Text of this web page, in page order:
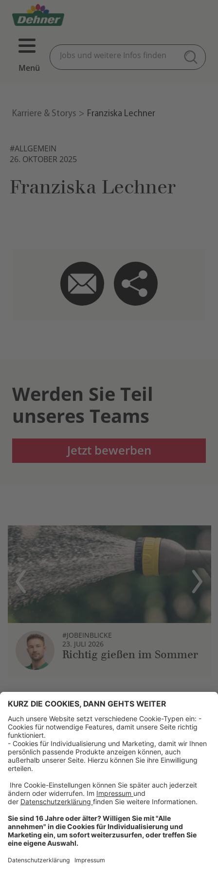
Menü
Karriere & Storys Franziska Lechner
#ALLGEMEIN
26. OKTOBER 2025
Franziska Lechner
Werden Sie Teil
unseres Teams
Jetzt bewerben
Previous
#JOBEINBLICKE
23. JULI 2026
Richtig gießen im Sommer
Next
Über uns
Dehner Unternehmen
Jobs bei Dehner